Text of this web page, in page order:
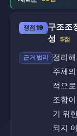
쟁점 19
구조조
성 5점
근거 법리
정리
주체
적으
조합
기 위
되지